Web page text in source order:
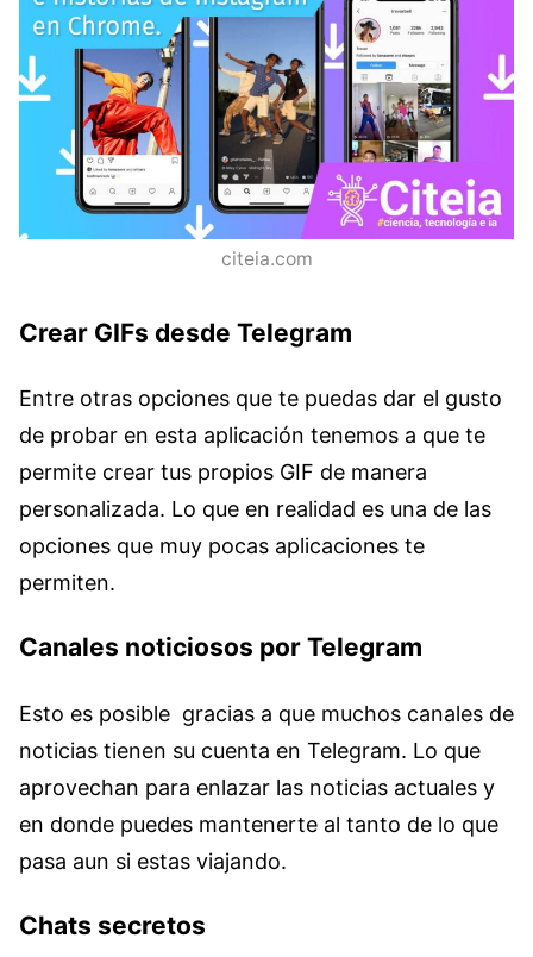
citeia.com
Crear GIFs desde Telegram
Entre otras opciones que te puedas dar el gusto
de probar en esta aplicación tenemos a que te
permite crear tus propios GIF de manera
personalizada. Lo que en realidad es una de las
opciones que muy pocas aplicaciones te
permiten.
Canales noticiosos por Telegram
Esto es posible gracias a que muchos canales de
noticias tienen su cuenta en Telegram. Lo que
aprovechan para enlazar las noticias actuales y
en donde puedes mantenerte al tanto de lo que
pasa aun si estas viajando.
Chats secretos